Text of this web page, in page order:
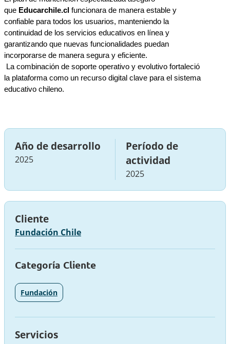
que Educarchile.cl funcionara de manera estable y
confiable para todos los usuarios, manteniendo la
continuidad de los servicios educativos en línea y
garantizando que nuevas funcionalidades puedan
incorporarse de manera segura y eficiente.
la plataforma como un recurso digital clave para el sistema
educativo chileno.
Año de desarrollo
2025
Período de
actividad
2025
Cliente
Fundación Chile
Categoría Cliente
Fundación
Servicios